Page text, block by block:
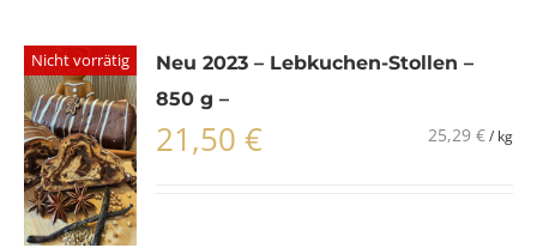
Nicht vorrätig
Neu 2023 – Lebkuchen-Stollen –
850 g –
21,50€ 25,29 €/ kg